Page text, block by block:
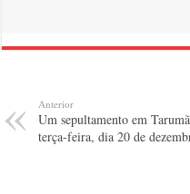
Anterior
Um sepultamento em
terça-feira, dia 20 de